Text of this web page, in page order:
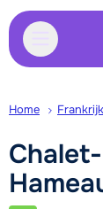
Home Frankrijk